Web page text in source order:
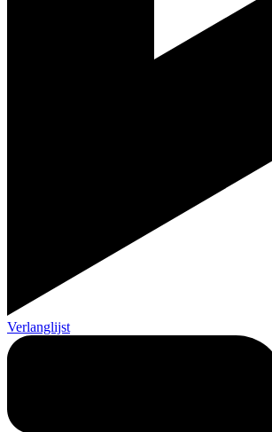
Verlanglijst